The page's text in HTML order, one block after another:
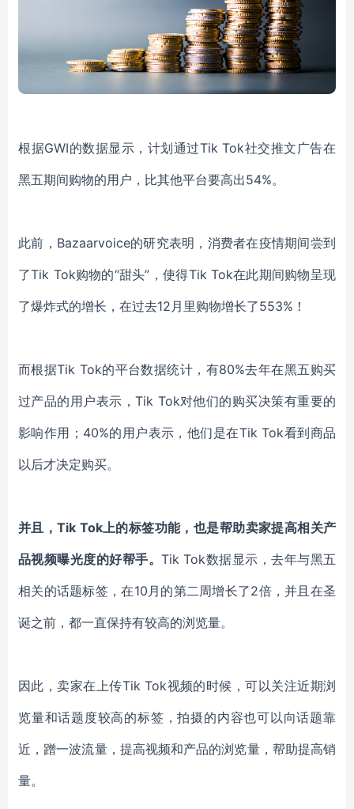
根据GWI的数据显示，计划通过Tik Tok社交推文广告在
黑五期间购物的用户，比其他平台要高出54%。
此前，Bazaarvoice的研究表明，消费者在疫情期间尝到
了Tik Tok购物的“甜头”，使得Tik Tok在此期间购物呈现
了爆炸式的增长，在过去12月里购物增长了553%！
而根据Tik Tok的平台数据统计，有80%去年在黑五购买
过产品的用户表示，Tik Tok对他们的购买决策有重要的
影响作用；40%的用户表示，他们是在Tik Tok看到商品
以后才决定购买。
并且，Tik Tok上的标签功能，也是帮助卖家提高相关产
品视频曝光度的好帮手。 Tik Tok数据显示，去年与黑五
相关的话题标签，在10月的第二周增长了2倍，并且在圣
诞之前，都一直保持有较高的浏览量。
因此，卖家在上传Tik Tok视频的时候，可以关注近期浏
览量和话题度较高的标签，拍摄的内容也可以向话题靠
近，蹭一波流量，提高视频和产品的浏览量，帮助提高销
量。